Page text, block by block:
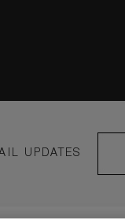
UPDATES